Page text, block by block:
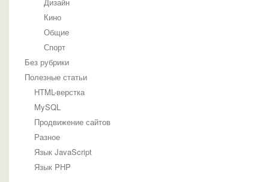
Кино
Общие
Спорт
Без рубрики
Полезные статьи
HTML-верстка
MySQL
Продвижение сайтов
Разное
Язык JavaScript
Язык PHP